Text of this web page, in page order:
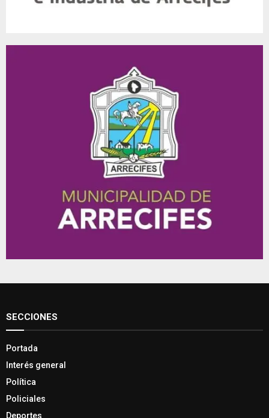
SECCIONES
Portada
Interés general
Política
Policiales
Deportes